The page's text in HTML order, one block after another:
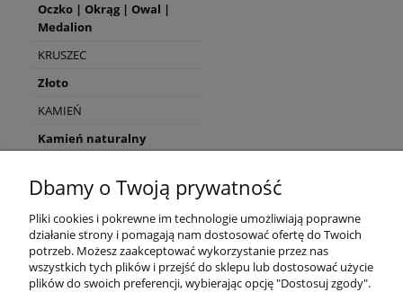
Oczko | Okrąg | Owal |
Medalion
KRUSZEC
Złoto
KAMIEŃ
Kamień naturalny
Kolczyki angielskie
KAMIEŃ NATURALNY
Onyks
Dbamy o Twoją prywatność
Pliki cookies i pokrewne im technologie umożliwiają poprawne
działanie strony i pomagają nam dostosować ofertę do Twoich
potrzeb. Możesz zaakceptować wykorzystanie przez nas
wszystkich tych plików i przejść do sklepu lub dostosować użycie
plików do swoich preferencji, wybierając opcję "Dostosuj zgody".